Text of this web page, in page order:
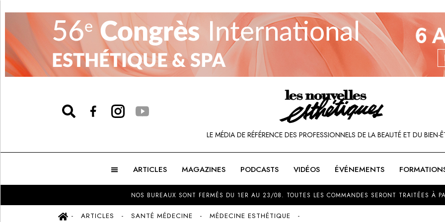
LE MÉDIA DE RÉFÉRENCE DES PROFESSIONNELS DE LA BEAUTÉ ET DU BIEN-
ARTICLES MAGAZINES PODCASTS VIDÉOS ÉVÉNEMENTS
NOS BUREAUX SONT FERMÉS DU 1ER AU 23/08. TOUTES LES COMMANDES SERONT TRAITÉES À
ARTICLES SANTÉ MÉDECINE
MÉDECINE ESTHÉTIQUE